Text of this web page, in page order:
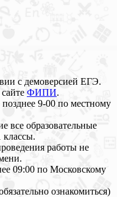
с демоверсией ЕГЭ.
ФИПИ.
9-00 по местному
все образовательные
классы.
работы не
09:00 по Московскому
ознакомиться)